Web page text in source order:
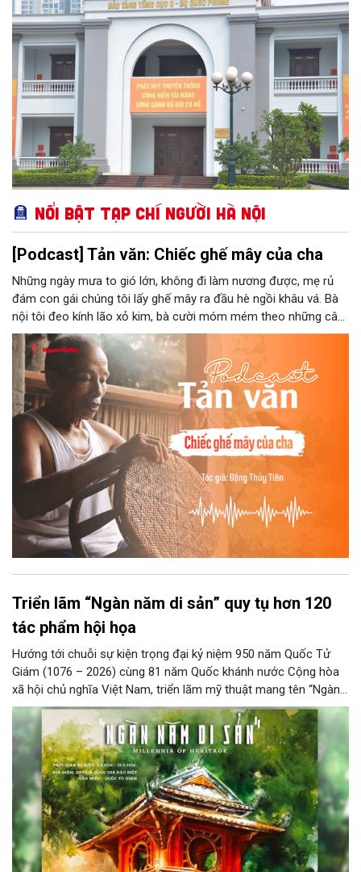
cứu, tham quan học tập, giáo dục truyền thống, Bảo tàng Tổng
cục II chính thức được Bộ Văn hoá - Thông tin công nhận nằm
trong hệ thống các bảo tàng cấp 2 toàn quân.
Nổi bật Tạp chí Người Hà Nội
[Podcast] Tản văn: Chiếc ghế mây của cha
Những ngày mưa to gió lớn, không đi làm nương được, mẹ rủ
đám con gái chúng tôi lấy ghế mây ra đầu hè ngồi khâu vá. Bà
nội tôi đeo kính lão xỏ kim, bà cười móm mém theo những câu
chuyện kể tếu táo của đám trẻ chúng tôi. Chiếc ghế mây phát
ra âm thanh kin kít chịu đựng sức nặng cơ thể con người theo
những điệu cười khúc khích.
Triển lãm “Ngàn năm di sản” quy tụ hơn 120
tác phẩm hội họa
Hướng tới chuỗi sự kiện trọng đại kỷ niệm 950 năm Quốc Tử
Giám (1076 – 2026) cùng 81 năm Quốc khánh nước Cộng hòa
xã hội chủ nghĩa Việt Nam, triển lãm mỹ thuật mang tên “Ngàn
năm di sản” sẽ chính thức khai mạc vào ngày 8/8 tại Nhà Thái
Học, Di tích Quốc gia đặc biệt Văn Miếu – Quốc Tử Giám. Sự
kiện kéo dài đến ngày 25/9/2026 hứa hẹn trở thành điểm đến
văn hóa đầy sức hút, góp phần làm phong phú đời sống nghệ
thuật của Thủ đô trong mùa thu này.